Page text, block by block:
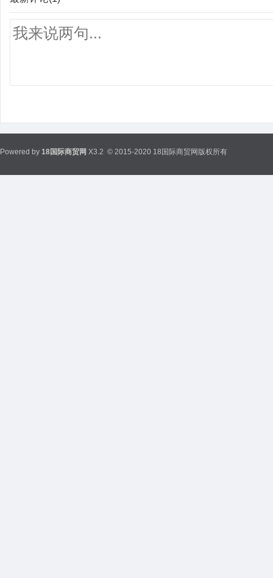
Powered by 18国际商贸网 X3.2 © 2015-2020 18国际商贸网版权所有